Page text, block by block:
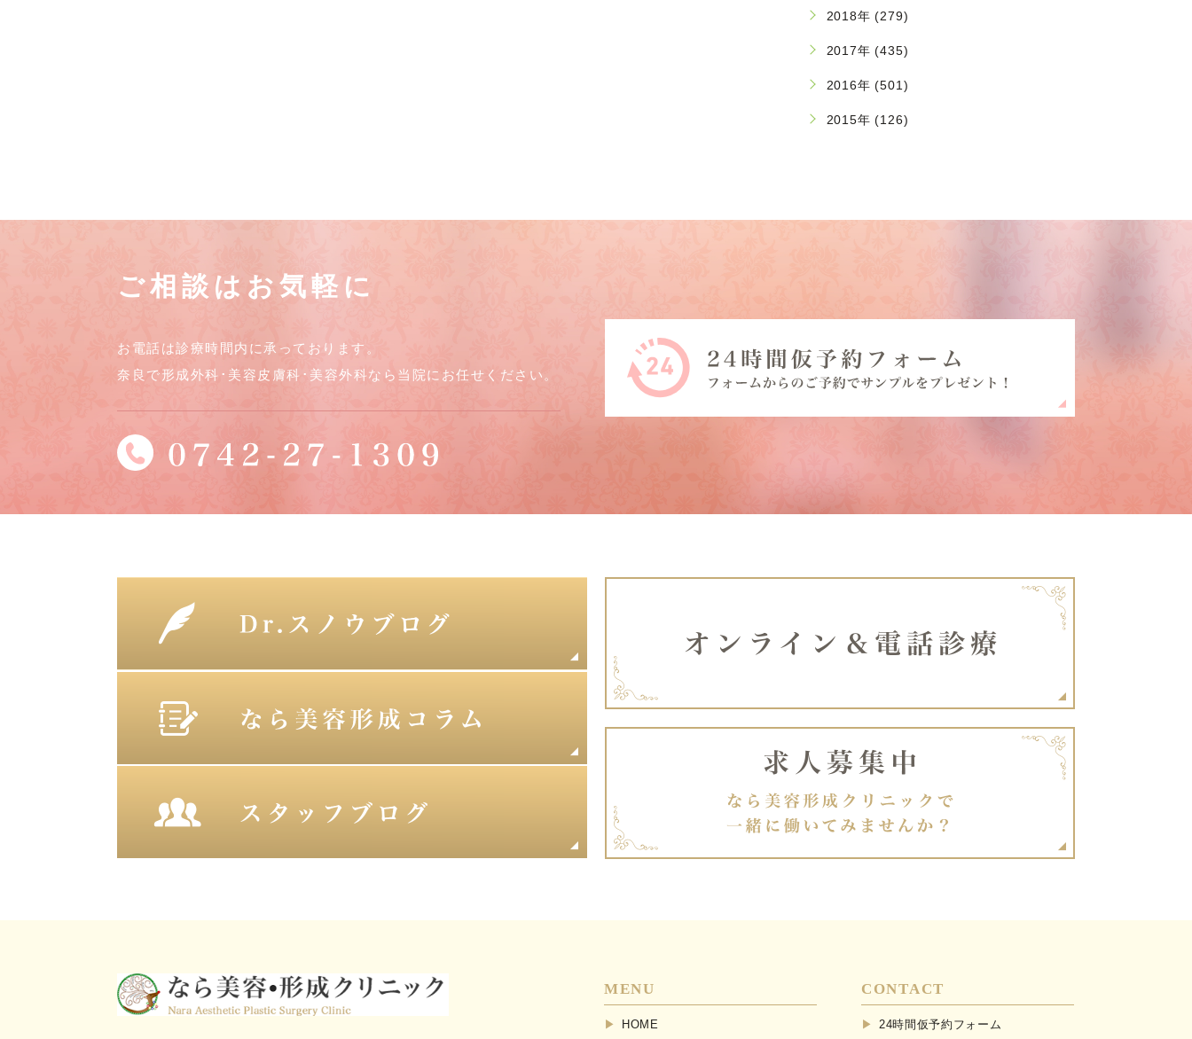
2018年 (279)
2017年 (435)
2016年 (501)
2015年 (126)
ご相談はお気軽に
お電話は診療時間内に承っております。
奈良で形成外科･美容皮膚科･美容外科なら当院にお任せください。
MENU
HOME
CONTACT
24時間仮予約フォーム